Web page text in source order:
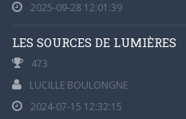
2025-09-28 12:01:39
LES SOURCES DE LUMIÈRES
473
LUCILLE BOULONGNE
2024-07-15 12:32:15